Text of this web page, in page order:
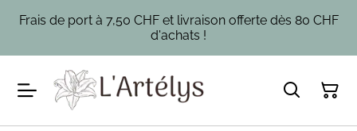
Frais de port à 7,50 CHF et livraison offerte dès 80 CHF
d'achats !